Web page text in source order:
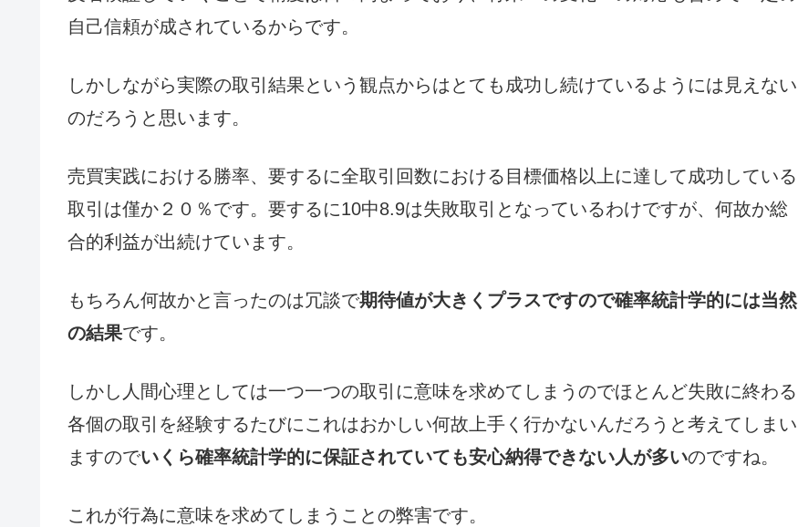
自己信頼が成されているからです。
しかしながら実際の取引結果という観点からはとても成功し続けているようには見えない
のだろうと思います。
売買実践における勝率、要するに全取引回数における目標価格以上に達して成功している
取引は僅か２０％です。要するに10中8.9は失敗取引となっているわけですが、何故か総
合的利益が出続けています。
もちろん何故かと言ったのは冗談で期待値が大きくプラスですので確率統計学的には当然
の結果です。
しかし人間心理としては一つ一つの取引に意味を求めてしまうのでほとんど失敗に終わる
各個の取引を経験するたびにこれはおかしい何故上手く行かないんだろうと考えてしまい
ますのでいくら確率統計学的に保証されていても安心納得できない人が多いのですね。
これが行為に意味を求めてしまうことの弊害です。